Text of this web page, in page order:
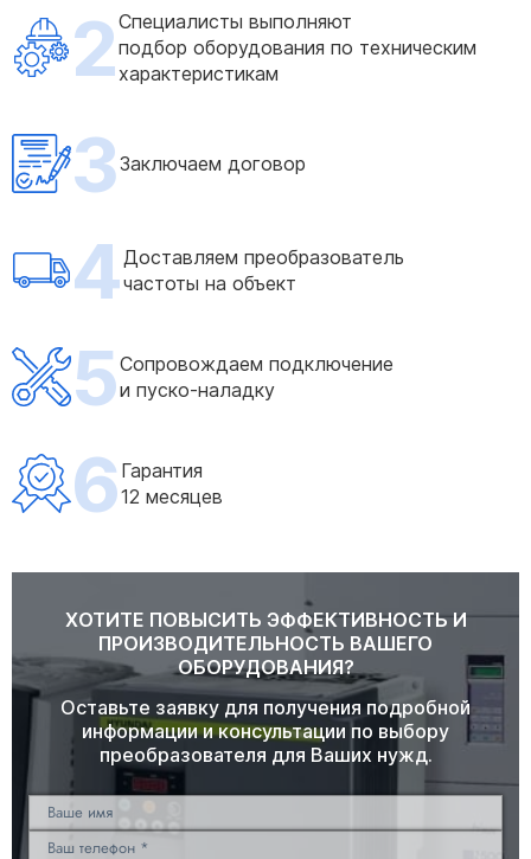
2Специалисты выполняют
подбор оборудования по техническим
характеристикам
3Заключаем договор
4Доставляем преобразователь
частоты на объект
5Сопровождаем подключение
и пуско-наладку
6 Гарантия
12 месяцев
ХОТИТЕ ПОВЫСИТЬ ЭФФЕКТИВНОСТЬ И
ПРОИЗВОДИТЕЛЬНОСТЬ ВАШЕГО
ОБОРУДОВАНИЯ?
Оставьте заявку для получения подробной
информации и консультации по выбору
преобразователя для Ваших нужд.